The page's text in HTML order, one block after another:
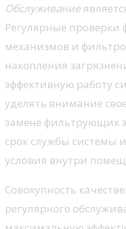
Обслуживание
Регулярные проверки
механизмов и
накопления
эффективную работу
уделять внимание
замене фильтрующих
срок службы системы
условия внутри
Совокупность
регулярного